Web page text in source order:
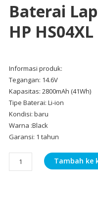
Baterai
HP HS04XL
Informasi produk:
Tegangan: 14.6V
Kapasitas: 2800mAh (41Wh)
Tipe Baterai: Li-ion
Kondisi: baru
Warna :Black
Garansi: 1 tahun
Kuantitas
Baterai
Tambah ke